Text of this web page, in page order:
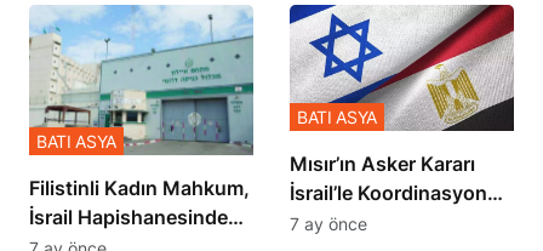
Filistinli Kadın Mahkum,
İsrail Hapishanesindeki
Zulmü Anlattı
BATI ASYA
7 ay önce
Mısır’ın Asker Kararı
İsrail’le Koordinasyon
İçinde Gerçekleşmiş
BATI ASYA
7 ay önce